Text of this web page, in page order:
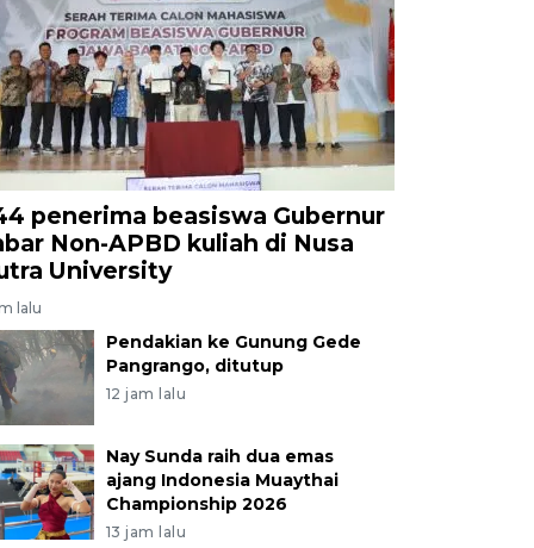
penerima beasiswa Gubernur
Non-APBD kuliah di Nusa
University
lalu
Pendakian ke Gunung Gede
Pangrango, ditutup
12 jam lalu
Nay Sunda raih dua emas
ajang Indonesia Muaythai
Championship 2026
13 jam lalu